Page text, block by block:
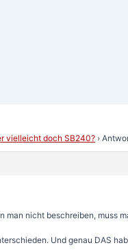
vielleicht doch SB240? ›
man nicht beschreiben, muss
Und genau DAS